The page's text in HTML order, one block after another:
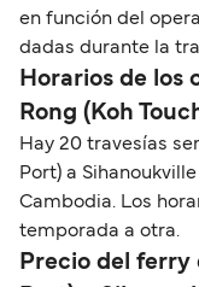
en función del
dadas durante la
Horarios de los
Rong (Koh
Hay 20 travesías
Port) a
Cambodia. Los
temporada a otra.
Precio del ferry